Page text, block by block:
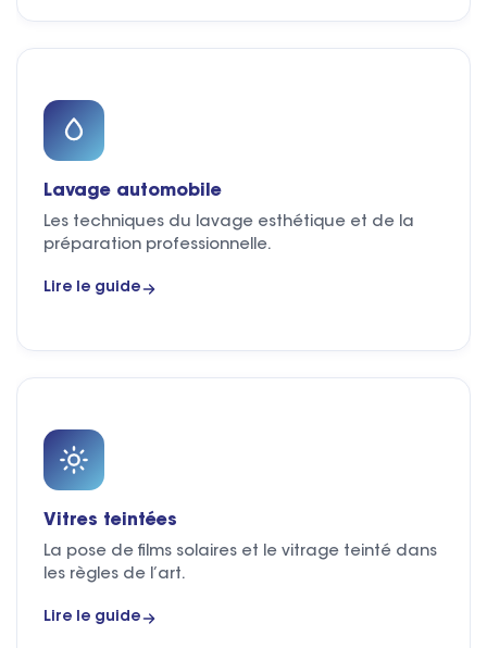
Lavage automobile
Les techniques du lavage esthétique et de la
préparation professionnelle.
Lire le guide
Vitres teintées
La pose de films solaires et le vitrage teinté dans
les règles de l’art.
Lire le guide